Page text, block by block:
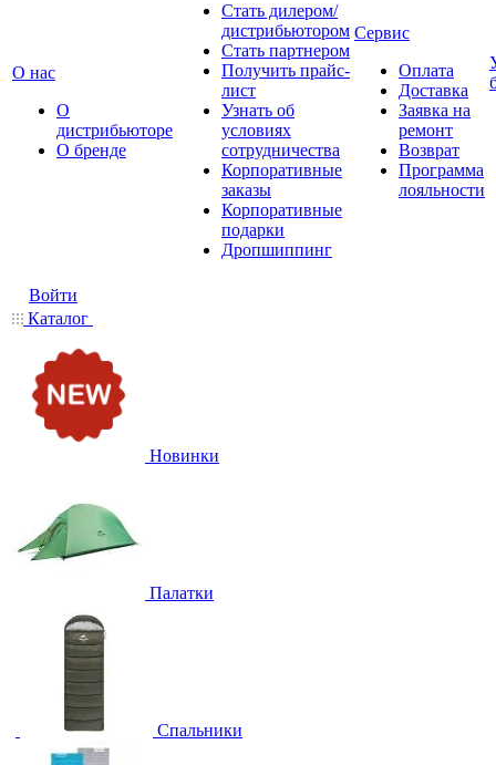
О нас
О
дистрибьюторе
О бренде
Стать дилером/
дистрибьютором
Стать партнером
Получить прайс-
лист
Узнать об
условиях
сотрудничества
Корпоративные
заказы
Корпоративные
подарки
Дропшиппинг
Сервис
Оплата
Доставка
Заявка на
ремонт
Возврат
Программа
лояльности
Войти
Каталог
Новинки
Палатки
Спальники